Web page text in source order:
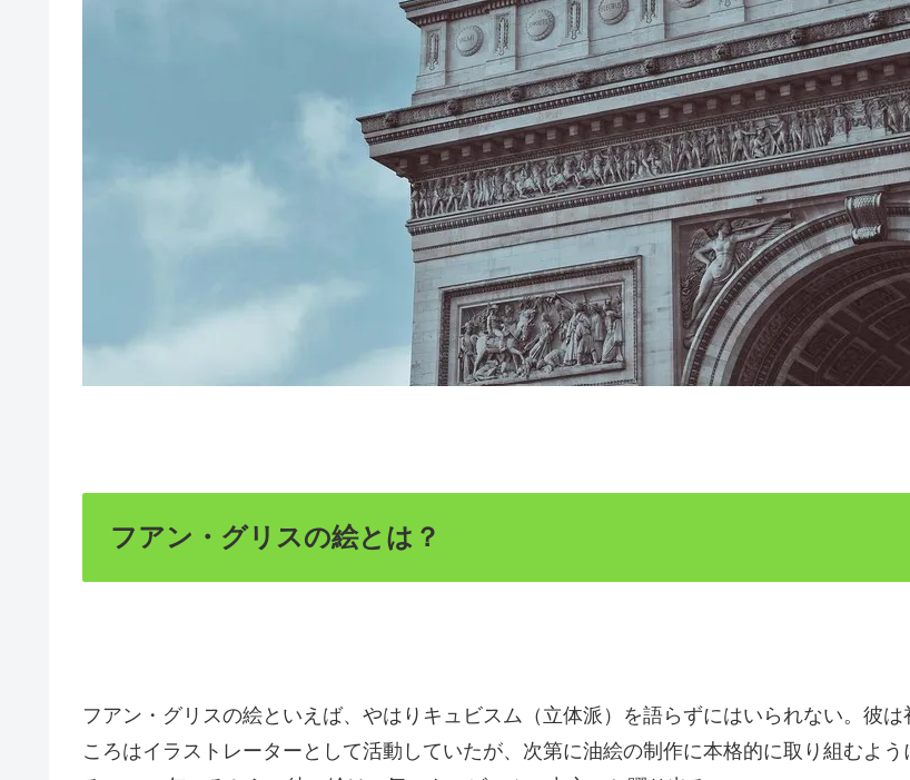
フアン・グリスの絵とは？
フアン・グリスの絵といえば、やはりキュビスム（立体派）を語らずにはいられない。彼は
ころはイラストレーターとして活動していたが、次第に油絵の制作に本格的に取り組むよう